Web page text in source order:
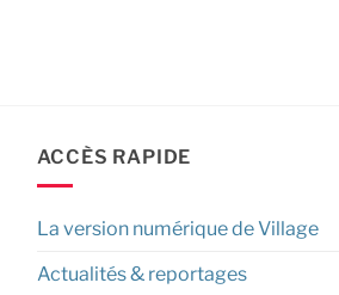
ACCÈS RAPIDE
La version numérique de Village
Actualités & reportages